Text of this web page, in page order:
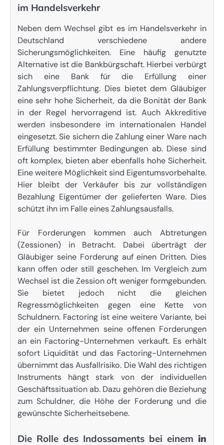
im Handelsverkehr
Neben dem Wechsel gibt es im Handelsverkehr in
Deutschland verschiedene andere
Sicherungsmöglichkeiten. Eine häufig genutzte
Alternative ist die Bankbürgschaft. Hierbei verbürgt
sich eine Bank für die Erfüllung einer
Zahlungsverpflichtung. Dies bietet dem Gläubiger
eine sehr hohe Sicherheit, da die Bonität der Bank
in der Regel hervorragend ist. Auch Akkreditive
werden insbesondere im internationalen Handel
eingesetzt. Sie sichern die Zahlung einer Ware nach
Erfüllung bestimmter Bedingungen ab. Diese sind
oft komplex, bieten aber ebenfalls hohe Sicherheit.
Eine weitere Möglichkeit sind Eigentumsvorbehalte.
Hier bleibt der Verkäufer bis zur vollständigen
Bezahlung Eigentümer der gelieferten Ware. Dies
schützt ihn im Falle eines Zahlungsausfalls.
Für Forderungen kommen auch Abtretungen
(Zessionen) in Betracht. Dabei überträgt der
Gläubiger seine Forderung auf einen Dritten. Dies
kann offen oder still geschehen. Im Vergleich zum
Wechsel ist die Zession oft weniger formgebunden.
Sie bietet jedoch nicht die gleichen
Regressmöglichkeiten gegen eine Kette von
Schuldnern. Factoring ist eine weitere Variante, bei
der ein Unternehmen seine offenen Forderungen
an ein Factoring-Unternehmen verkauft. Es erhält
sofort Liquidität und das Factoring-Unternehmen
übernimmt das Ausfallrisiko. Die Wahl des richtigen
Instruments hängt stark von der individuellen
Geschäftssituation ab. Dazu gehören die Beziehung
zum Schuldner, die Höhe der Forderung und die
gewünschte Sicherheitsebene.
Die Rolle des Indossaments bei einem in